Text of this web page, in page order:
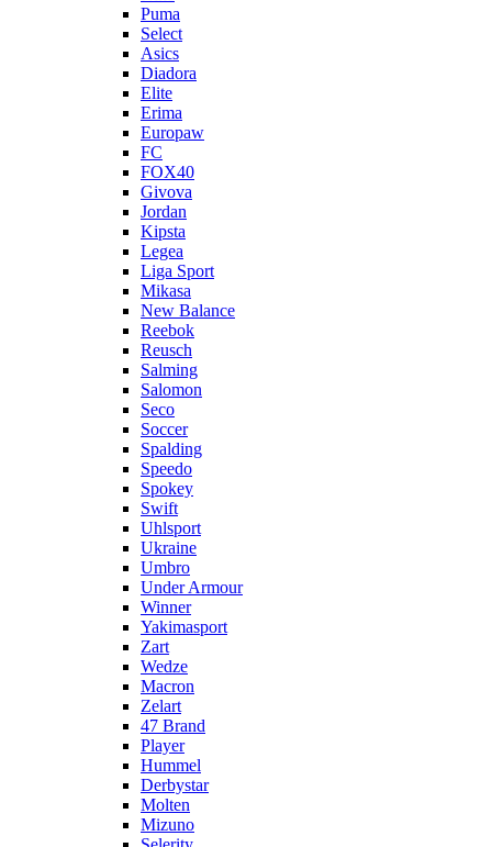
Puma
Select
Asics
Diadora
Elite
Erima
Europaw
FC
FOX40
Givova
Jordan
Kipsta
Legea
Liga Sport
Mikasa
New Balance
Reebok
Reusch
Salming
Salomon
Seco
Soccer
Spalding
Speedo
Spokey
Swift
Uhlsport
Ukraine
Umbro
Under Armour
Winner
Yakimasport
Zart
Wedze
Macron
Zelart
47 Brand
Player
Hummel
Derbystar
Molten
Mizuno